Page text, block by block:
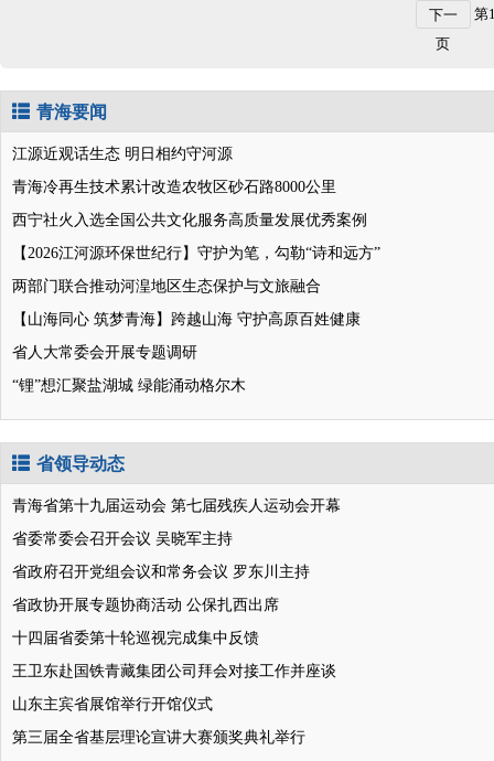
下一
页
第
青海要闻
江源近观话生态 明日相约守河源
青海冷再生技术累计改造农牧区砂石路8000公里
西宁社火入选全国公共文化服务高质量发展优秀案例
【2026江河源环保世纪行】守护为笔，勾勒“诗和远方”
两部门联合推动河湟地区生态保护与文旅融合
【山海同心 筑梦青海】跨越山海 守护高原百姓健康
省人大常委会开展专题调研
“锂”想汇聚盐湖城 绿能涌动格尔木
省领导动态
青海省第十九届运动会 第七届残疾人运动会开幕
省委常委会召开会议 吴晓军主持
省政府召开党组会议和常务会议 罗东川主持
省政协开展专题协商活动 公保扎西出席
十四届省委第十轮巡视完成集中反馈
王卫东赴国铁青藏集团公司拜会对接工作并座谈
山东主宾省展馆举行开馆仪式
第三届全省基层理论宣讲大赛颁奖典礼举行